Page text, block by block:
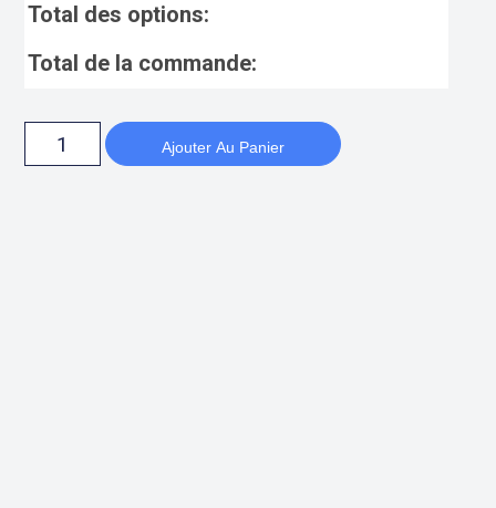
Total des options:
Total de la commande:
Ajouter Au Panier